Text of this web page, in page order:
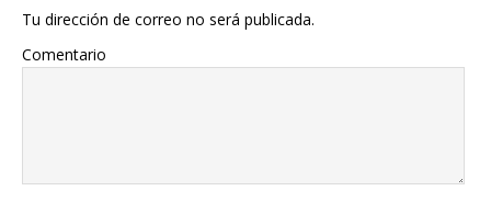
Tu dirección de correo no será publicada.
Comentario